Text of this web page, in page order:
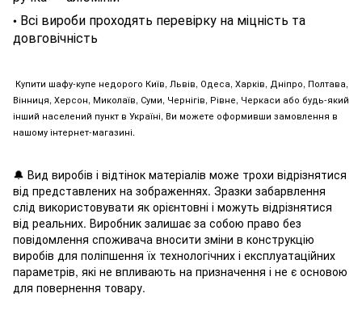
• Всі вироби проходять перевірку на міцність та
довговічність
Купити шафу-купе недорого Київ, Львів, Одеса, Харків, Дніпро, Полтава,
Вінниця, Херсон, Миколаїв, Суми, Чернігів, Рівне, Черкаси або будь-який
інший населений пункт в Україні, Ви можете оформивши замовлення в
нашому інтернет-магазині.
🔔 Вид виробів і відтінок матеріалів може трохи відрізнятися
від представлених на зображеннях. Зразки забарвлення
слід використовувати як орієнтовні і можуть відрізнятися
від реальних. Виробник залишає за собою право без
повідомлення споживача вносити зміни в конструкцію
виробів для поліпшення їх технологічних і експлуатаційних
параметрів, які не впливають на призначення і не є основою
для повернення товару.